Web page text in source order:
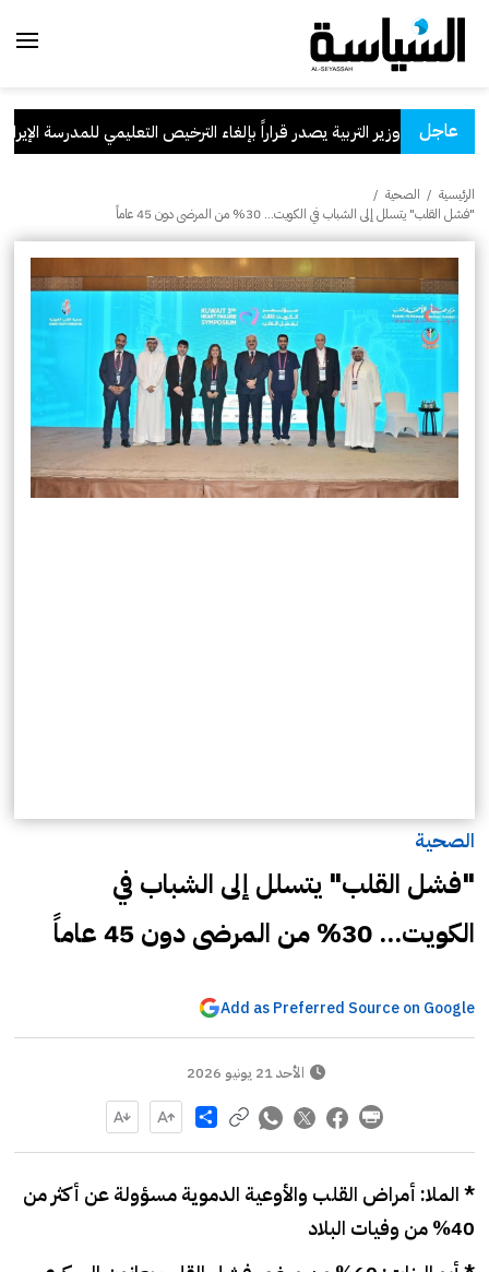
عاجلوزير التربية يصدر قراراً بإلغاء الترخيص التعليمي للمدرسة الإيرانية
الرئيسية / الصحية /
"فشل القلب" يتسلل إلى الشباب في الكويت... 30% من المرضى دون 45 عاماً
الصحية
"فشل القلب" يتسلل إلى الشباب في
الكويت... 30% من المرضى دون 45 عاماً
Add as Preferred Source on Google
الأحد 21 يونيو 2026
Share
* الملا: أمراض القلب والأوعية الدموية مسؤولة عن أكثر من
40% من وفيات البلاد